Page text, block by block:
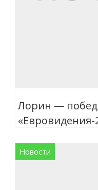
Лорин —
«Евровидения-
Новости